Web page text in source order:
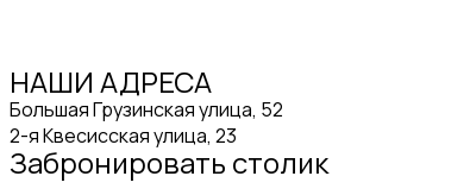
НАШИ АДРЕСА
Большая Грузинская улица, 52
2-я Квесисская улица, 23
Забронировать столик